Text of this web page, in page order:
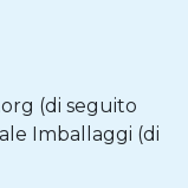
(di seguito
Imballaggi (di